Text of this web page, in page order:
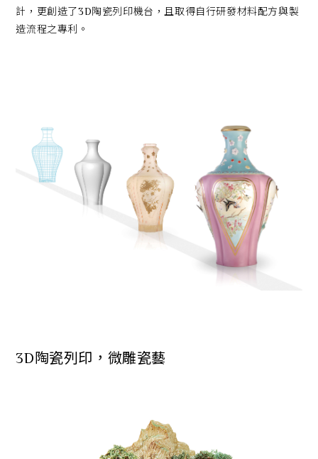
計，更創造了3D陶瓷列印機台，且取得自行研發材料配方與製
造流程之專利。
3D陶瓷列印，微雕瓷藝